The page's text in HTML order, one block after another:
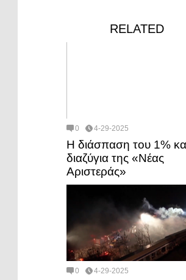
RELATED
0 4-29-2025
Η διάσπαση του 1%
διαζύγια της «Νέας
Αριστεράς»
0 4-29-2025